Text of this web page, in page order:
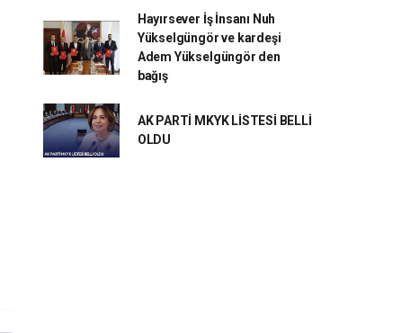
Hayırsever İş İnsanı Nuh
Yükselgüngör ve kardeşi
Adem Yükselgüngör den
bağış
AK PARTİ MKYK LİSTESİ BELLİ
OLDU